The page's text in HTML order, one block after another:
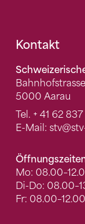
Kontakt
5000 Aarau
Tel. + 41 62
E-Mail: stv
Mo:
Di-Do:
Fr: